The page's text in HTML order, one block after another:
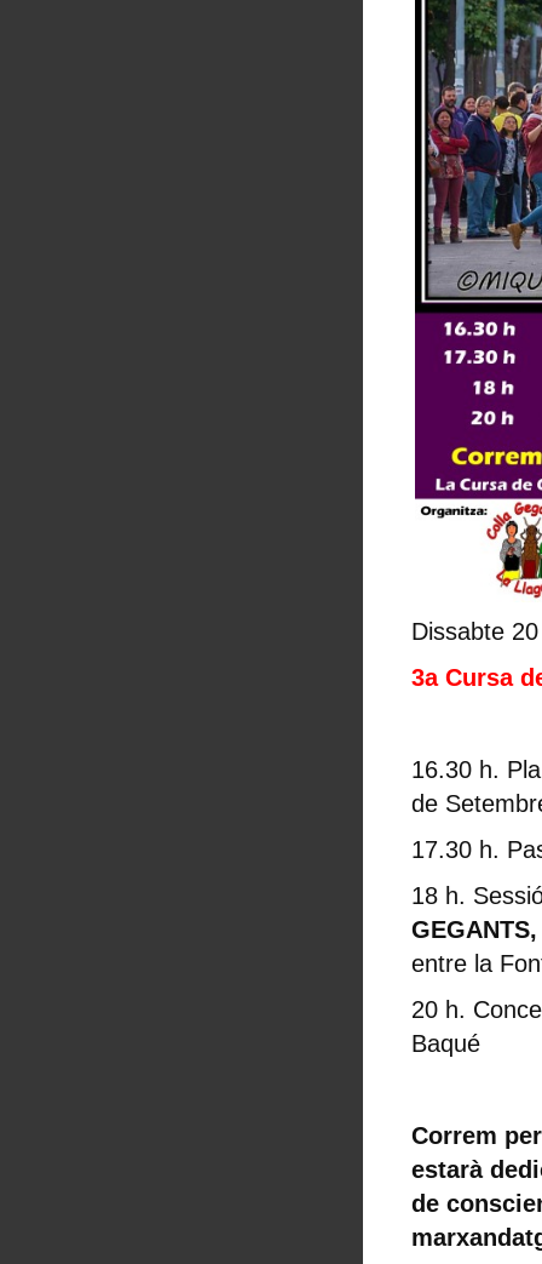
Dissabte
3a Cursa
16.30 h.
de
17.30 h.
18 h.
entre la
20 h.
Baqué
Correm
estarà
de